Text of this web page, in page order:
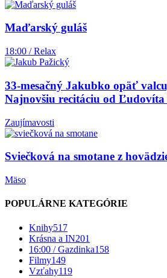
Maďarský guláš
18:00 / Relax
33-mesačný Jakubko opäť
Najnovšiu recitáciu od Ľudovíta
Zaujímavosti
Sviečková na smotane z
Mäso
POPULÁRNE KATEGÓRIE
Knihy517
Krásna a IN201
16:00 / Gazdinka158
Filmy149
Vzťahy119